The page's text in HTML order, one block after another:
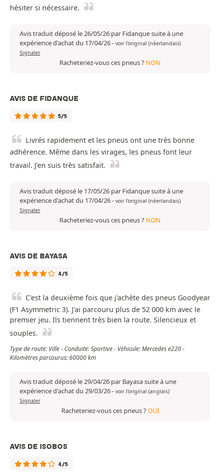
hésiter si nécessaire.
Avis traduit déposé le 26/05/26 par Fidanque suite à une
expérience d'achat du 17/04/26- voir l'original (néerlandais)
Signaler
Racheteriez-vous ces pneus ? NON
AVIS DE FIDANQUE
5/5
Livrés rapidement et les pneus ont une très bonne
adhérence. Même dans les virages, les pneus font leur
travail. J’en suis très satisfait.
Avis traduit déposé le 17/05/26 par Fidanque suite à une
expérience d'achat du 17/04/26- voir l'original (néerlandais)
Signaler
Racheteriez-vous ces pneus ? NON
AVIS DE BAYASA
4/5
C'est la deuxième fois que j'achète des pneus Goodyear
(F1 Asymmetric 3). J'ai parcouru plus de 52 000 km avec le
premier jeu. Ils tiennent très bien la route. Silencieux et
souples.
Type de route: Ville - Conduite: Sportive - Véhicule: Mercedes e220 -
Kilomètres parcourus: 60000 km
Avis traduit déposé le 29/04/26 par Bayasa suite à une
expérience d'achat du 29/03/26- voir l'original (anglais)
Signaler
Racheteriez-vous ces pneus ?OUI
AVIS DE ISOBOS
4/5